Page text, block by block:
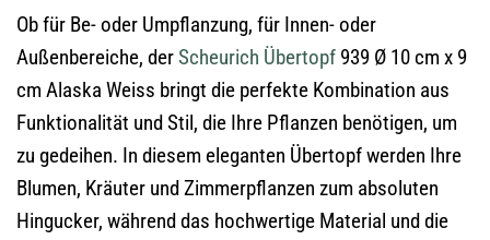
Ob für Be- oder Umpflanzung, für Innen- oder
Außenbereiche, derScheurich Übertopf 939 Ø 10 cm x 9
cm Alaska Weiss bringt die perfekte Kombination aus
Funktionalität und Stil, die Ihre Pflanzen benötigen, um
zu gedeihen. In diesem eleganten Übertopf werden Ihre
Blumen, Kräuter und Zimmerpflanzen zum absoluten
Hingucker, während das hochwertige Material und die